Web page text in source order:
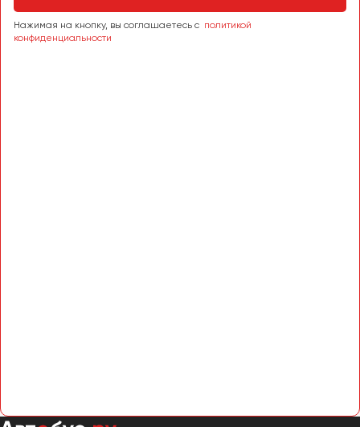
Нажимая на кнопку, вы соглашаетесь с политикой
конфиденциальности
Тольятти
Томск